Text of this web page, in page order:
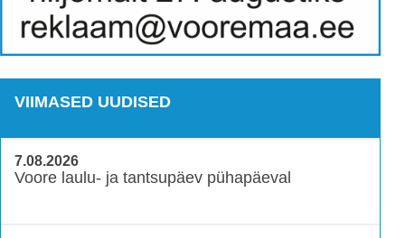
VIIMASED UUDISED
7.08.2026
Voore laulu- ja tantsupäev pühapäeval